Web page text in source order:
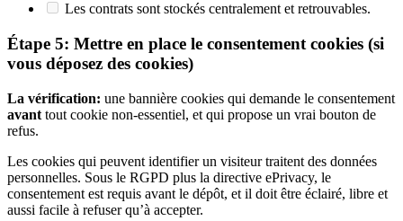
Les contrats sont stockés centralement et retrouvables.
Étape 5: Mettre en place le consentement cookies (si
vous déposez des cookies)
La vérification: une bannière cookies qui demande le consentement
avant tout cookie non-essentiel, et qui propose un vrai bouton de
refus.
Les cookies qui peuvent identifier un visiteur traitent des données
personnelles. Sous le RGPD plus la directive ePrivacy, le
consentement est requis avant le dépôt, et il doit être éclairé, libre et
aussi facile à refuser qu’à accepter.